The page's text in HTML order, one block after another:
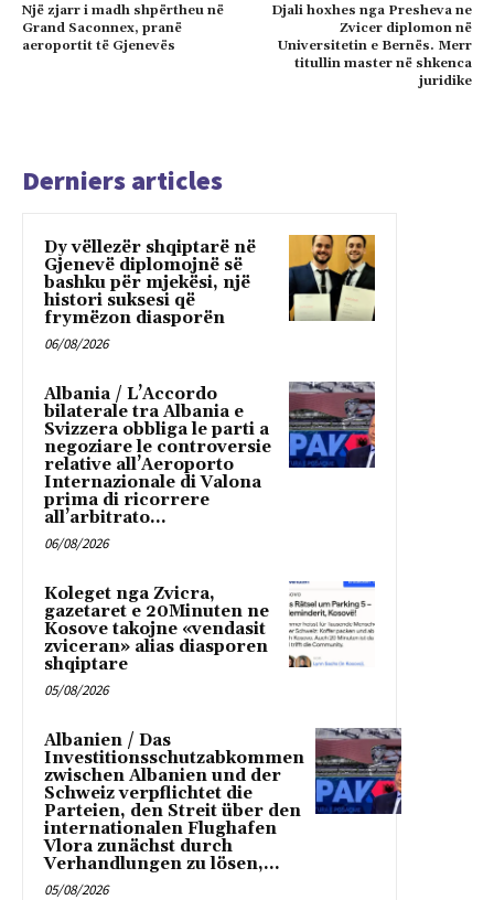
Një zjarr i madh shpërtheu në
Grand Saconnex, pranë
aeroportit të Gjenevës
Djali hoxhes nga Presheva ne
Zvicer diplomon në
Universitetin e Bernës. Merr
titullin master në shkenca
juridike
Derniers articles
Dy vëllezër shqiptarë në
Gjenevë diplomojnë së
bashku për mjekësi, një
histori suksesi që
frymëzon diasporën
06/08/2026
Albania / L’Accordo
bilaterale tra Albania e
Svizzera obbliga le parti a
negoziare le controversie
relative all’Aeroporto
Internazionale di Valona
prima di ricorrere
all’arbitrato...
06/08/2026
Koleget nga Zvicra,
gazetaret e 20Minuten ne
Kosove takojne «vendasit
zviceran» alias diasporen
shqiptare
05/08/2026
Albanien / Das
Investitionsschutzabkommen
zwischen Albanien und der
Schweiz verpflichtet die
Parteien, den Streit über den
internationalen Flughafen
Vlora zunächst durch
Verhandlungen zu lösen,...
05/08/2026